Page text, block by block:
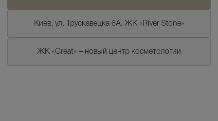
Киев, ул. Трускавецка 6А, ЖК «River Stone»
ЖК «Great» – новый центр косметологии